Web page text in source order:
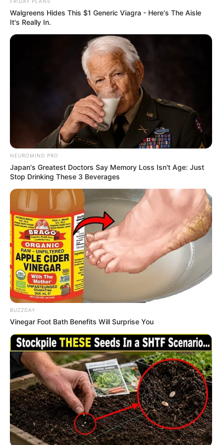
Como Fazer Velas
Decorativas Passo a Passo
Como Fazer uma Luminária
de Canudinhos
Deixe seu comentário
20 Comentários
Luziia Santos há 10 anos
Amém! Obrigada, coisa boa!
Regina Hernandes há 10 anos
Nossa essa idéia veio na hora certa estava mesmo
procurando algo criativo para uma luminária de forma
artesanal.Obrigada pela dica e o passo a passo.
Revista Artesanato há 10 anos
Walgreens Hides This $1 Generic Viagra - Here's The Aisle
It's Really In.
NEUROMIND PRO
Japan's Greatest Doctors Say Memory Loss Isn't Age: Just
Stop Drinking These 3 Beverages
BUZZDAY
Vinegar Foot Bath Benefits Will Surprise You